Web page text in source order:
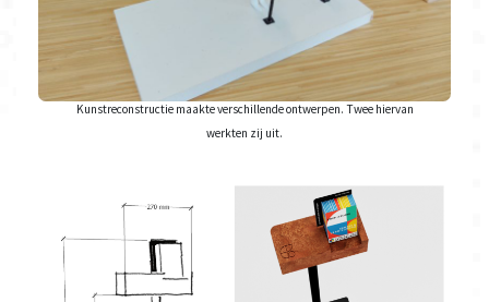
Kunstreconstructie maakte verschillende ontwerpen. Twee hiervan
werkten zij uit.